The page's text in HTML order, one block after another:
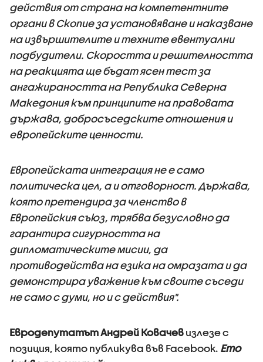
действия от страна на компетентните
органи в Скопие за установяване и наказване
на извършителите и техните евентуални
подбудители. Скоростта и решителността
на реакцията ще бъдат ясен тест за
ангажираността на Република Северна
Македония към принципите на правовата
държава, добросъседските отношения и
европейските ценности.
Европейската интеграция не е само
политическа цел, а и отговорност. Държава,
която претендира за членство в
Европейския съюз, трябва безусловно да
гарантира сигурността на
дипломатическите мисии, да
противодейства на езика на омразата и да
демонстрира уважение към своите съседи
не само с думи, но и с действия".
Евродепутатът Андрей Ковачев излезе с
позиция, която публикува във Facebook. Ето